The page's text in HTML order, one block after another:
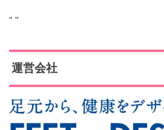
" "
運営会社